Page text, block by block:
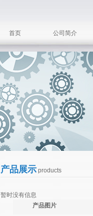
首页 公司简介
产品展示products
暂时没有信息
产品图片